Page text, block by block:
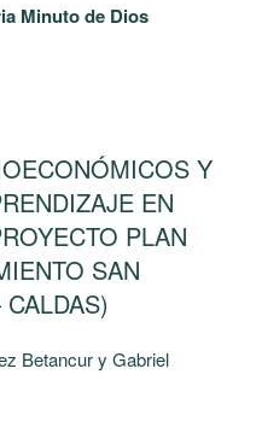
Minuto de Dios
Y
EN
PLAN
SAN
Betancur y Gabriel